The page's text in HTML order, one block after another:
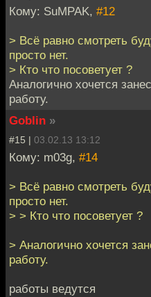
Кому: SuMPAK, #12
> Всё равно смотреть
просто нет.
> Кто что посоветует ?
Аналогично хочется
работу.
Goblin »
#15 | 03.02.13 13:12
Кому: m03g, #14
> Всё равно смотреть
просто нет.
> > Кто что посоветует ?
> Аналогично хочется
работу.
работы ведутся